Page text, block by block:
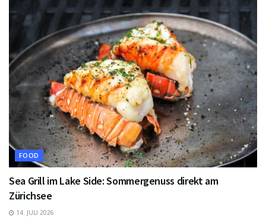
FOOD
Sea Grill im Lake Side: Sommergenuss direkt am
Zürichsee
14. JULI 2026